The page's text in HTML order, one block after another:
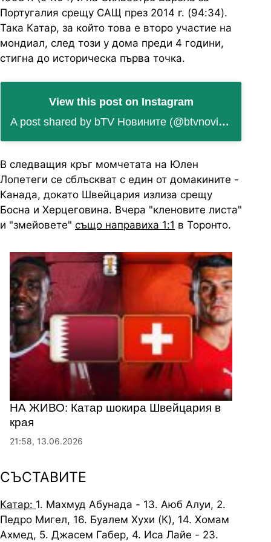
Португалия срещу САЩ през 2014 г. (94:34).
Така Катар, за който това е второ участие на
мондиал, след този у дома преди 4 години,
стигна до историческа първа точка.
View this post on Instagram
A post shared by bTV Новините (@btvnovinite)
В следващия кръг момчетата на Юлен
Лопетеги се сблъскват с един от домакините -
Канада, докато Швейцария излиза срещу
Босна и Херцеговина. Вчера "кленовите листа"
и "змейовете" също направиха 1:1 в Торонто.
НА ЖИВО: Катар шокира Швейцария в
края
21:58, 13.06.2026
СЪСТАВИТЕ
Катар: 1. Махмуд Абунада - 13. Аюб Алуи, 2.
Педро Мигел, 16. Буалем Хухи (К), 14. Хомам
Ахмед, 5. Джасем Габер, 4. Иса Лайе - 23.